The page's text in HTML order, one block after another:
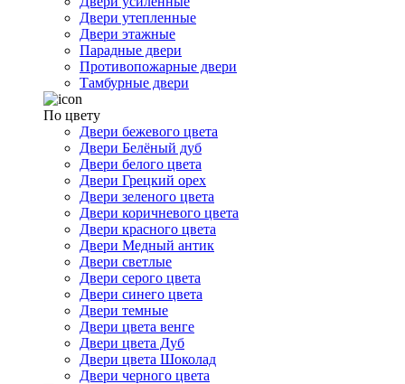
Двери утепленные
Двери этажные
Парадные двери
Противопожарные двери
Тамбурные двери
По цвету
Двери бежевого цвета
Двери Белёный дуб
Двери белого цвета
Двери Грецкий орех
Двери зеленого цвета
Двери коричневого цвета
Двери красного цвета
Двери Медный антик
Двери светлые
Двери серого цвета
Двери синего цвета
Двери темные
Двери цвета венге
Двери цвета Дуб
Двери цвета Шоколад
Двери черного цвета